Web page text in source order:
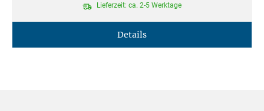
Lieferzeit: ca. 2-5 Werktage
Details